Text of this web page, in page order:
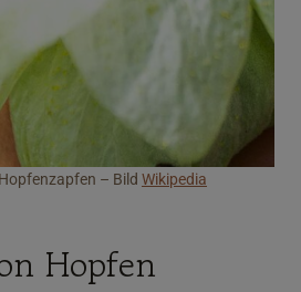
– Bild Wikipedia
Hopfen